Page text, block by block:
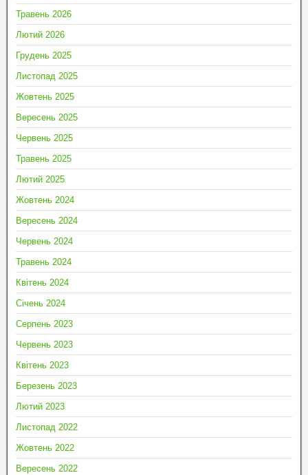
Травень 2026
Лютий 2026
Грудень 2025
Листопад 2025
Жовтень 2025
Вересень 2025
Червень 2025
Травень 2025
Лютий 2025
Жовтень 2024
Вересень 2024
Червень 2024
Травень 2024
Квітень 2024
Січень 2024
Серпень 2023
Червень 2023
Квітень 2023
Березень 2023
Лютий 2023
Листопад 2022
Жовтень 2022
Вересень 2022